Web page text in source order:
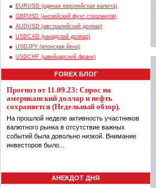
EURUSD (единая европейская валюта)
GBPUSD (английский фунт стерлингов)
AUDUSD (австралийский доллар)
USDCAD (канадский доллар)
USDJPY (японская йена)
USDCHF (швейцарский франк)
FOREX БЛОГ
Прогноз от 11.09.23: Спрос на
американский доллар и нефть
сохраняется (Недельный обзор).
На прошлой неделе активность участников
валютного рынка в отсутствие важных
событий была довольно низкой. Внимание
инвесторов было...
АНЕКДОТ ДНЯ